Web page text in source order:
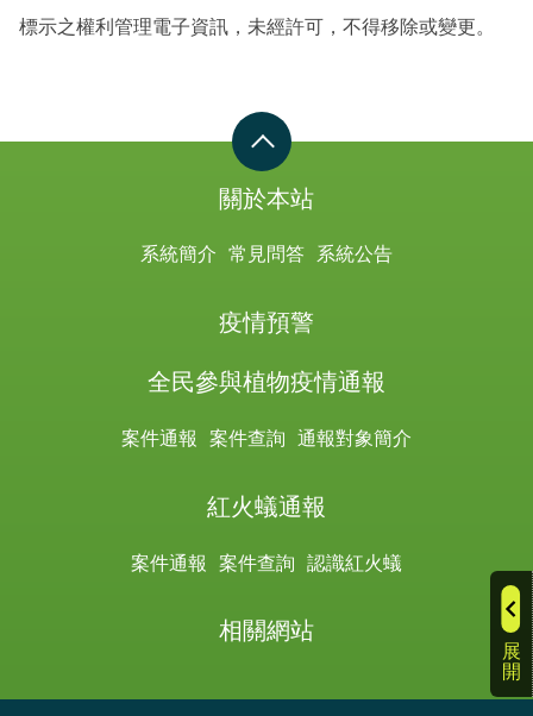
展
開
標示之權利管理電子資訊，未經許可，不得移除或變更。
關於本站
系統簡介 常見問答 系統公告
疫情預警
全民參與植物疫情通報
案件通報 案件查詢 通報對象簡介
紅火蟻通報
案件通報 案件查詢 認識紅火蟻
相關網站